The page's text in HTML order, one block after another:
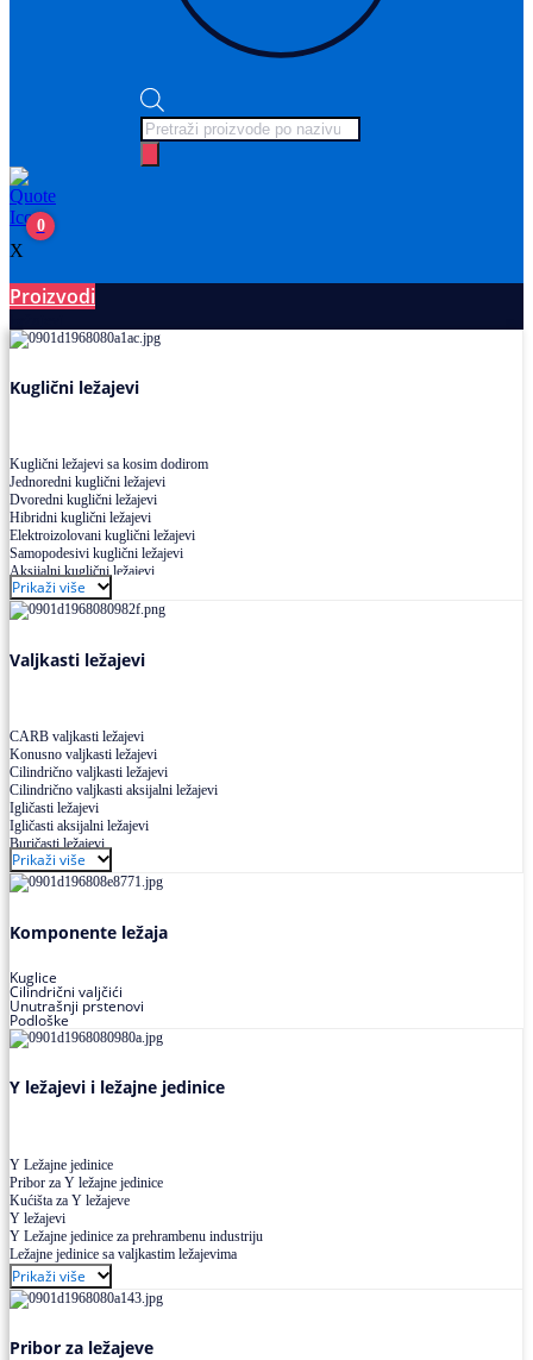
Products
search
0
X
Proizvodi
Kuglični ležajevi
Kuglični ležajevi sa kosim dodirom
Jednoredni kuglični ležajevi
Dvoredni kuglični ležajevi
Hibridni kuglični ležajevi
Elektroizolovani kuglični ležajevi
Samopodesivi kuglični ležajevi
Aksijalni kuglični ležajevi
Kuglični ležajevi od nerđajućeg čelika
Prikaži više
Valjkasti ležajevi
CARB valjkasti ležajevi
Konusno valjkasti ležajevi
Cilindrično valjkasti ležajevi
Cilindrično valjkasti aksijalni ležajevi
Igličasti ležajevi
Igličasti aksijalni ležajevi
Buričasti ležajevi
Buričasti zaptiveni ležajevi
Buričasti aksijalni ležajevi
Prikaži više
Komponente ležaja
Kuglice
Cilindrični valjčići
Unutrašnji prstenovi
Podloške
Y ležajevi i ležajne jedinice
Y Ležajne jedinice
Pribor za Y ležajne jedinice
Kućišta za Y ležajeve
Y ležajevi
Y Ležajne jedinice za prehrambenu industriju
Ležajne jedinice sa valjkastim ležajevima
Prikaži više
Pribor za ležajeve